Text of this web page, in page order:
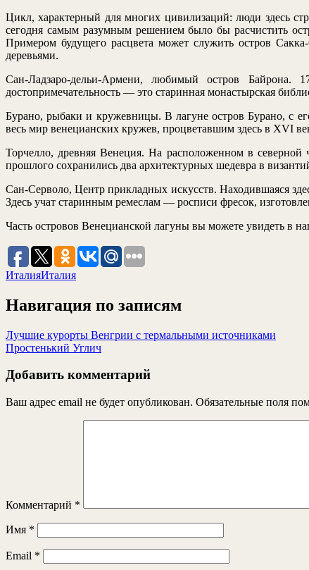
Цикл, характерный для многих цивилизаций: люди здесь
сегодня самым разумным решением было бы расчистить
Примером будущего расцвета может служить остров
деревьями.
Сан-Ладзаро-дельи-Армени, любимый остров Байрона.
достопримечательность — это старинная монастырская
Бурано, рыбаки и кружевницы. В лагуне остров Бурано, с
весь мир венецианских кружев, процветавшим здесь в XVI
Торчелло, древняя Венеция. На расположенном в
прошлого сохранились два архитектурных шедевра в
Сан-Серволо, Центр прикладных искусств. Находившаяся
Здесь учат старинным ремеслам — росписи фресок,
Часть островов Венецианской лагуны вы можете увидеть в
ИталияИталия
Навигация по записям
Лучшие курорты Венгрии с термальными источниками
Простенький Углич
Добавить комментарий
Ваш адрес email не будет опубликован. Обязательные поля
Комментарий *
Имя *
Email *